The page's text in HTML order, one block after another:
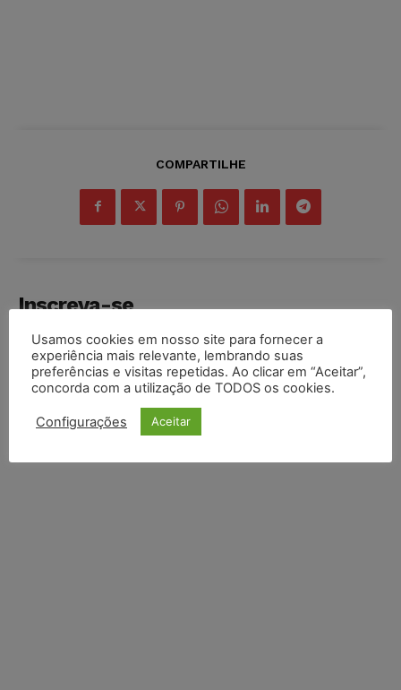
COMPARTILHE
Inscreva-se
INSCREVER
Usamos cookies em nosso site para fornecer a
experiência mais relevante, lembrando suas
preferências e visitas repetidas. Ao clicar em “Aceitar”,
concorda com a utilização de TODOS os cookies.
Configurações Aceitar